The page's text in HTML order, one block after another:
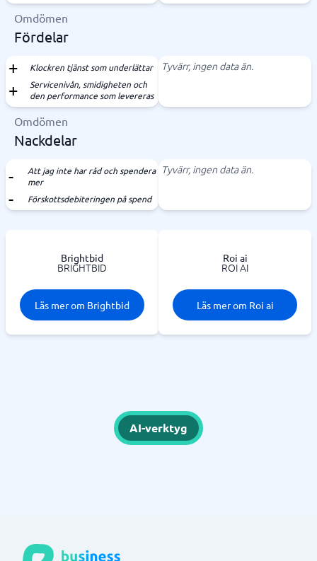
Omdömen
Fördelar
Klockren tjänst som underlättar
Servicenivån, smidigheten och
den performance som levereras
Tyvärr, ingen data än.
Omdömen
Nackdelar
Att jag inte har råd och spendera
mer
Förskottsdebiteringen på spend
Tyvärr, ingen data än.
Brightbid
BRIGHTBID
Läs mer om Brightbid
Roi ai
ROI AI
Läs mer om Roi ai
AI-verktyg